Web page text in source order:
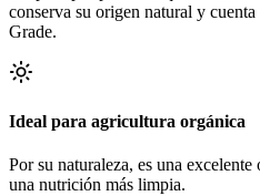
conserva su origen natural y
Grade.
Ideal para agricultura orgánica
Por su naturaleza, es una
una nutrición más limpia.